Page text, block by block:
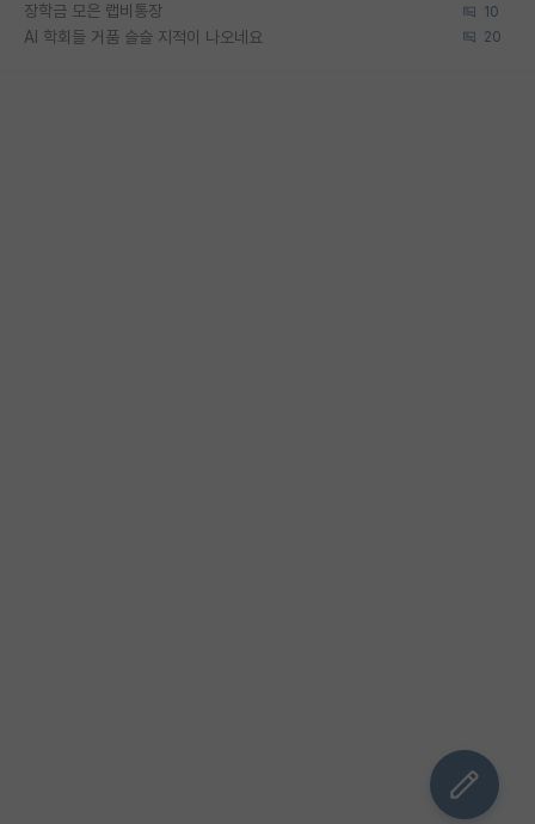
장학금 모은 랩비통장 10
AI 학회들 거품 슬슬 지적이 나오네요 20